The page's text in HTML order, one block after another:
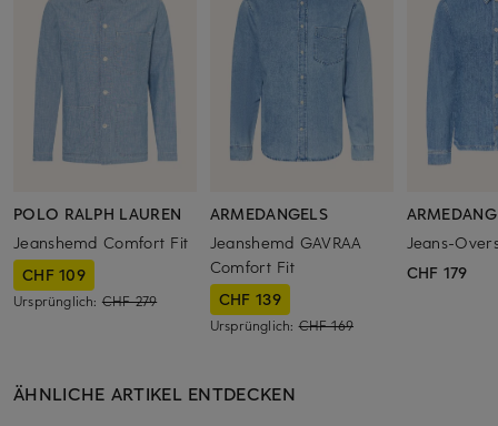
POLO RALPH LAUREN
Jeanshemd Comfort Fit
CHF 109
Ursprünglich: CHF 279
ARMEDANGELS
Jeanshemd GAVRAA
Comfort Fit
CHF 139
Ursprünglich:CHF 169
Jeans-
CHF 179
ÄHNLICHE ARTIKEL ENTDECKEN